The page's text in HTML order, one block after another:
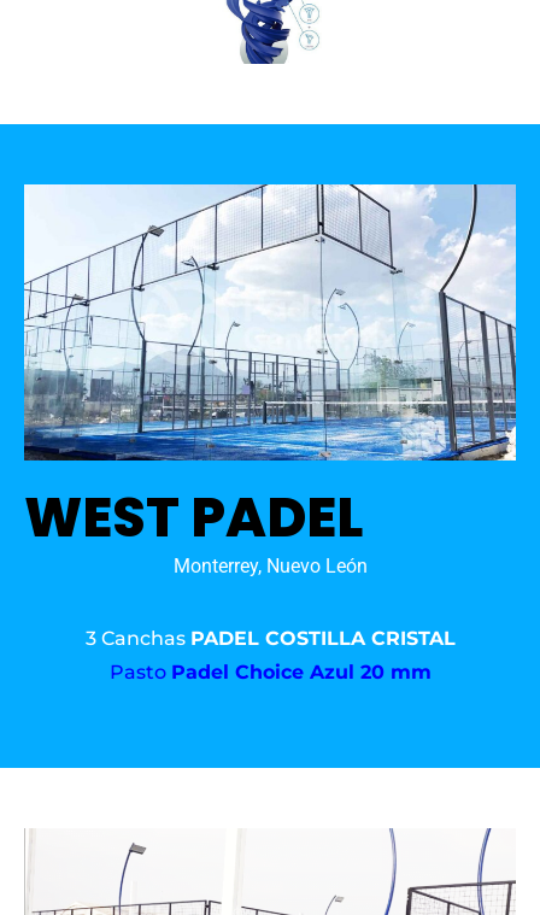
WEST PADEL
Monterrey, Nuevo León
3 Canchas PADEL COSTILLA CRISTAL
Pasto Padel Choice Azul 20 mm